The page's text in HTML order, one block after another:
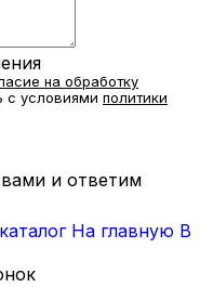
на обработку
с условиями политики
и ответим
На главную В